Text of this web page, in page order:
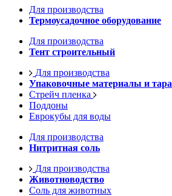
Для производства
Термоусадочное оборудование
Для производства
Тент строительный
Для производства
Упаковочные материалы и тара
Стрейч пленка
Поддоны
Еврокубы для воды
Для производства
Нитритная соль
Для производства
Животноводство
Соль для животных